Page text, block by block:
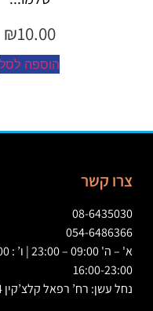
צרו קשר
08-6435030
054-6486366
16:00-23:00
נחל עשן: רח’ רפאל קלצ’קין 4 באר שבע